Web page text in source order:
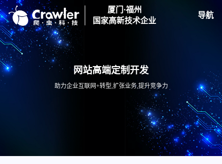
厦门·福州
国家高新技术企业
导航
网站高端定制开发
助力企业互联网+转型,扩张业务,提升竞争力